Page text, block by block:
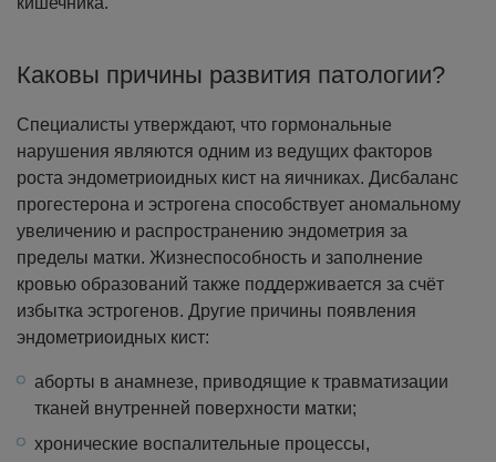
Каковы причины развития патологии?
Специалисты утверждают, что гормональные
нарушения являются одним из ведущих факторов
роста эндометриоидных кист на яичниках. Дисбаланс
прогестерона и эстрогена способствует аномальному
увеличению и распространению эндометрия за
пределы матки. Жизнеспособность и заполнение
кровью образований также поддерживается за счёт
избытка эстрогенов. Другие причины появления
эндометриоидных кист:
аборты в анамнезе, приводящие к травматизации
тканей внутренней поверхности матки;
хронические воспалительные процессы,